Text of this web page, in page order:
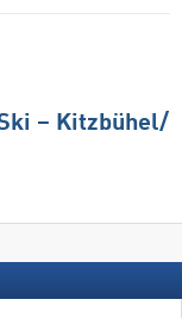
– Kitzbühel/​